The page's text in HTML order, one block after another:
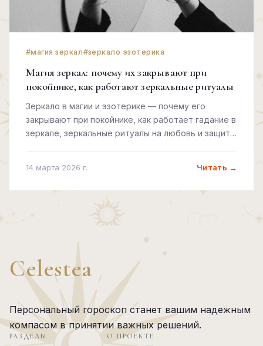
#магия зеркал#зеркало эзотерика
Магия зеркал: почему их закрывают при
покойнике, как работают зеркальные ритуалы
Зеркало в магии и эзотерике — почему его
закрывают при покойнике, как работает гадание в
зеркале, зеркальные ритуалы на любовь и защиту
14 марта 2026 г. Читать →
Celestea
Персональный гороскоп станет вашим надежным
компасом в принятии важных решений.
РАЗДЕЛЫ О ПРОЕКТЕ